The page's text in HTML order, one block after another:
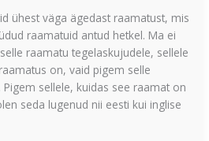
ühest väga ägedast raamatust, mis
raamatuid antud hetkel. Ma ei
raamatu tegelaskujudele, sellele
on, vaid pigem selle
sellele, kuidas see raamat on
seda lugenud nii eesti kui inglise